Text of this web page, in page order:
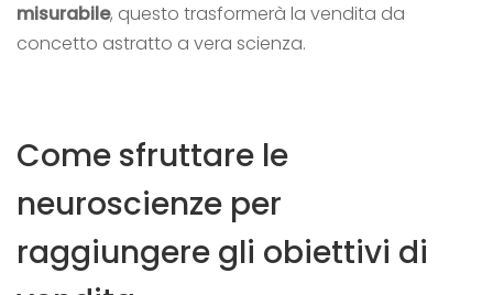
misurabile, questo trasformerà la vendita da
concetto astratto a vera scienza.
Come sfruttare le
neuroscienze per
raggiungere gli obiettivi di